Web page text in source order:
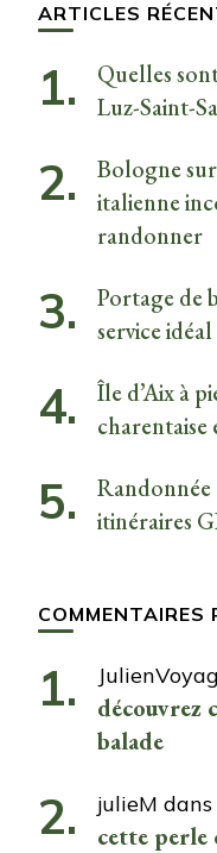
ARTICLES
Quelles
Luz-Saint-
Bologne
italienne
randonner
Portage de
service
Île d’Aix à
charentaise
Randonnée
itinéraires
COMMENTAIRES
découvrez
balade
julieM dans
cette perle